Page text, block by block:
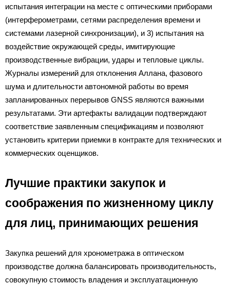
испытания интеграции на месте с оптическими приборами
(интерферометрами, сетями распределения времени и
системами лазерной синхронизации), и 3) испытания на
воздействие окружающей среды, имитирующие
производственные вибрации, удары и тепловые циклы.
Журналы измерений для отклонения Аллана, фазового
шума и длительности автономной работы во время
запланированных перерывов GNSS являются важными
результатами. Эти артефакты валидации подтверждают
соответствие заявленным спецификациям и позволяют
установить критерии приемки в контракте для технических и
коммерческих оценщиков.
Лучшие практики закупок и
соображения по жизненному циклу
для лиц, принимающих решения
Закупка решений для хронометража в оптическом
производстве должна балансировать производительность,
совокупную стоимость владения и эксплуатационную